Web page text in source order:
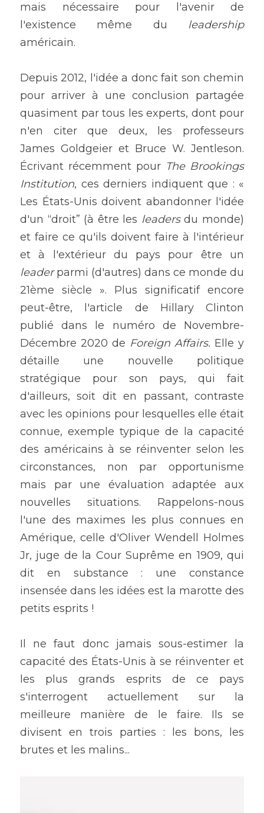
mais nécessaire pour l'avenir de
l'existence même du
leadership
américain.
Depuis 2012, l'idée a donc fait son chemin
pour arriver à une conclusion partagée
quasiment par tous les experts, dont pour
n'en citer que deux, les professeurs
James Goldgeier et Bruce W. Jentleson.
Écrivant récemment pour The Brookings
Institution, ces derniers indiquent que : «
Les États-Unis doivent abandonner l'idée
d'un “droit” (à être les leaders du monde)
et faire ce qu'ils doivent faire à l'intérieur
leader parmi (d'autres) dans ce monde du
21ème siècle ». Plus significatif encore
peut-être, l'article de Hillary Clinton
publié dans le numéro de Novembre-
Décembre 2020 de Foreign Affairs. Elle y
détaille une nouvelle politique
stratégique pour son pays, qui fait
d'ailleurs, soit dit en passant, contraste
avec les opinions pour lesquelles elle était
connue, exemple typique de la capacité
des américains à se réinventer selon les
circonstances, non par opportunisme
mais par une évaluation adaptée aux
nouvelles situations. Rappelons-nous
l'une des maximes les plus connues en
Amérique, celle d'Oliver Wendell Holmes
Jr, juge de la Cour Suprême en 1909, qui
dit en substance : une constance
insensée dans les idées est la marotte des
petits esprits !
Il ne faut donc jamais sous-estimer la
capacité des États-Unis à se réinventer et
les plus grands esprits de ce pays
s'interrogent actuellement sur la
meilleure manière de le faire. Ils se
divisent en trois parties : les bons, les
brutes et les malins...